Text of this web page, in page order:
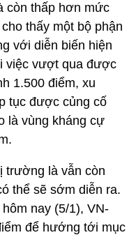
còn thấp hơn mức
thấy một bộ phận
với diễn biến hiện
việc vượt qua được
1.500 điểm, xu
tục được củng cố
là vùng kháng cự
trường là vẫn còn
thể sẽ sớm diễn ra.
nay (5/1), VN-
để hướng tới mục